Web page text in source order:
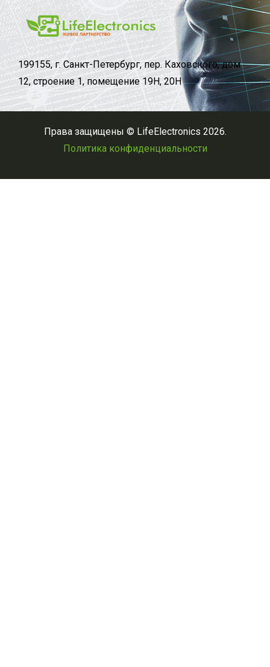
199155, г. Санкт-Петербург, пер. Каховского, дом
12, строение 1, помещение 19Н, 20Н
Права защищены © LifeElectronics 2026.
Политика конфиденциальности